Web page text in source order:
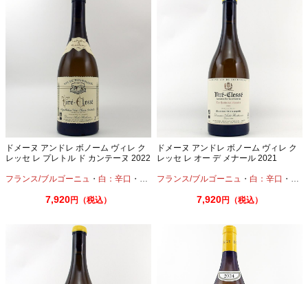
ドメーヌ アンドレ ボノーム ヴィレ ク
レッセ レ プレトル ド カンテーヌ 2022
フランス/ブルゴーニュ ・ 白：辛口 ・ シャルドネ
7,920円（税込）
ドメーヌ アンドレ ボノーム ヴィレ ク
レッセ レ オー デ メナール 2021
フランス/ブルゴーニュ ・ 白：辛口 ・ シ
7,920円（税込）